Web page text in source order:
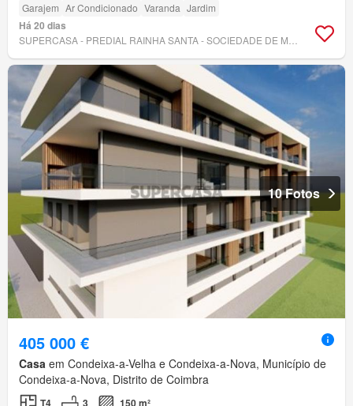
Garajem Ar Condicionado Varanda Jardim
Há 20 dias
10 Fotos
405 000 €
Casa em Condeixa-a-Velha e Condeixa-a-Nova, Município de
Condeixa-a-Nova, Distrito de Coimbra
T4 3 150 m²